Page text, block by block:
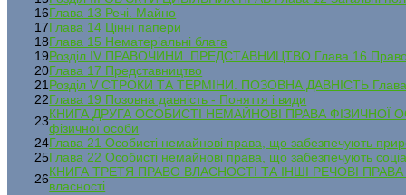
16Глава 13 Речі. Майно
17Глава 14 Цінні папери
18Глава 15 Нематеріальні блага
19Розділ IV ПРАВОЧИНИ. ПРЕДСТАВНИЦТВО Глава 16
20Глава 17 Представництво
21 Розділ V СТРОКИ ТА ТЕРМІНИ. ПОЗОВНА ДАВНІСТЬ Глава
22Глава 19 Позовна давність - Поняття і види
23КНИГА ДРУГА ОСОБИСТІ НЕМАЙНОВІ ПРАВА ФІЗИЧНОЇ
фізичної особи
24Глава 21 Особисті немайнові права, що забезпечують
25Глава 22 Особисті немайнові права, що забезпечують
26КНИГА ТРЕТЯ ПРАВО ВЛАСНОСТІ ТА ІНШІ РЕЧОВІ ПРАВА
власності